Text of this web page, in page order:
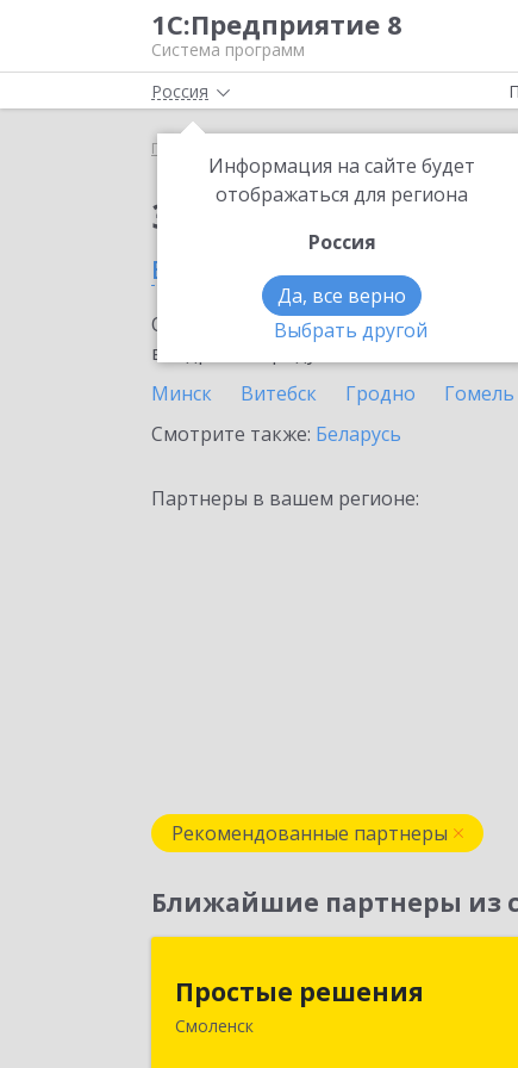
1С:Предприятие 8
Система программ
Россия
Информация на сайте будет
отображаться для региона
Россия
Да, все верно
Выбрать другой
Главная ЭДО без электронной
Заказать ЭДО без
в Пинске
Ознакомьтесь с информационными
внедрение продукта.
Минск
Витебск Гродно Гомель
Смотрите также: Беларусь
Партнеры в вашем регионе:
Рекомендованные партнеры
Ближайшие партнеры из
Простые решения
Смоленск
214015, Смоленская обл, Смоленск